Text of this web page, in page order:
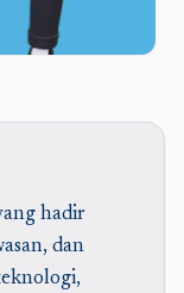
hadir
dan